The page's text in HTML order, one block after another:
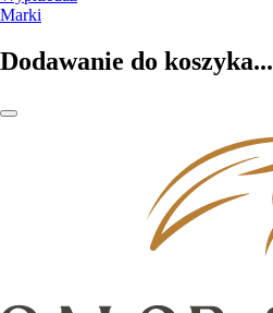
Marki
Dodawanie do koszyka...